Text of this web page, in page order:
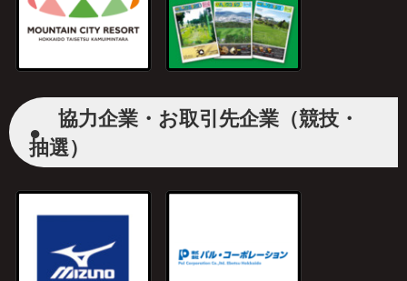
●
協力企業・お取引先企業（競技・
抽選）